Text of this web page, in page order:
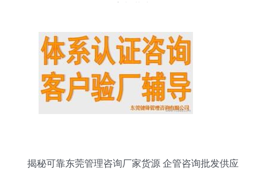
揭秘可靠东莞管理咨询厂家货源 企管咨询批发供应